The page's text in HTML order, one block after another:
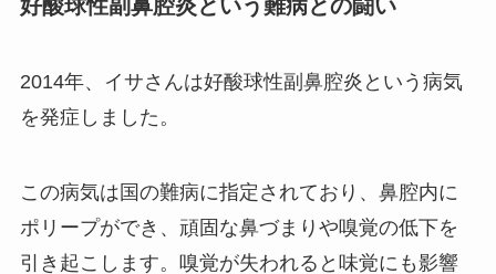
好酸球性副鼻腔炎という難病との闘い
2014年、イサさんは好酸球性副鼻腔炎という病気
を発症しました。
この病気は国の難病に指定されており、鼻腔内に
ポリープができ、頑固な鼻づまりや嗅覚の低下を
引き起こします。嗅覚が失われると味覚にも影響